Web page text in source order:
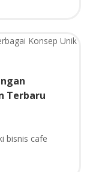
Terbaru
bisnis cafe